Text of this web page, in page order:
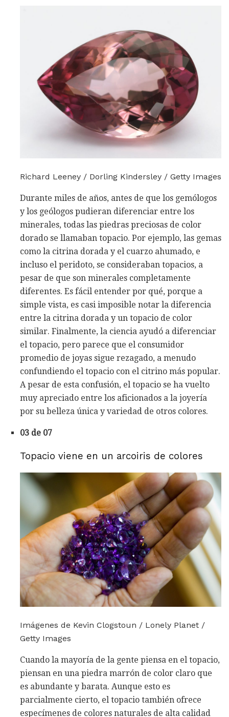
Richard Leeney / Dorling Kindersley / Getty Images
Durante miles de años, antes de que los gemólogos
y los geólogos pudieran diferenciar entre los
minerales, todas las piedras preciosas de color
dorado se llamaban topacio. Por ejemplo, las gemas
como la citrina dorada y el cuarzo ahumado, e
incluso el peridoto, se consideraban topacios, a
pesar de que son minerales completamente
diferentes. Es fácil entender por qué, porque a
simple vista, es casi imposible notar la diferencia
entre la citrina dorada y un topacio de color
similar. Finalmente, la ciencia ayudó a diferenciar
el topacio, pero parece que el consumidor
promedio de joyas sigue rezagado, a menudo
confundiendo el topacio con el citrino más popular.
A pesar de esta confusión, el topacio se ha vuelto
muy apreciado entre los aficionados a la joyería
por su belleza única y variedad de otros colores.
03 de 07
Topacio viene en un arcoiris de colores
Imágenes de Kevin Clogstoun / Lonely Planet /
Getty Images
Cuando la mayoría de la gente piensa en el topacio,
piensan en una piedra marrón de color claro que
es abundante y barata. Aunque esto es
parcialmente cierto, el topacio también ofrece
especímenes de colores naturales de alta calidad